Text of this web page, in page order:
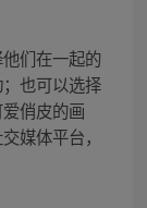
们在一起的
也可以选择
俏皮的画
媒体平台，